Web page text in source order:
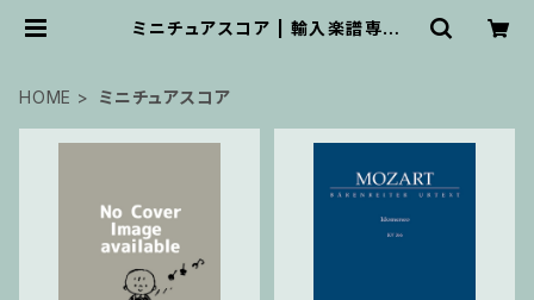
ミニチュアスコア | 輸入楽譜専門
HOME ミニチュアスコア